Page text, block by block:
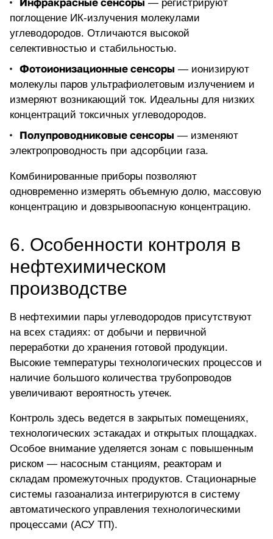
— регистрируют
поглощение ИК-излучения молекулами
углеводородов. Отличаются высокой
селективностью и стабильностью.
Фотоионизационные сенсоры — ионизируют
молекулы паров ультрафиолетовым излучением и
измеряют возникающий ток. Идеальны для низких
концентраций токсичных углеводородов.
Полупроводниковые сенсоры — изменяют
электропроводность при адсорбции газа.
Комбинированные приборы позволяют
одновременно измерять объемную долю, массовую
концентрацию и довзрывоопасную концентрацию.
6. Особенности контроля в
нефтехимическом
производстве
В нефтехимии пары углеводородов присутствуют
на всех стадиях: от добычи и первичной
переработки до хранения готовой продукции.
Высокие температуры технологических процессов и
наличие большого количества трубопроводов
увеличивают вероятность утечек.
Контроль здесь ведется в закрытых помещениях,
технологических эстакадах и открытых площадках.
Особое внимание уделяется зонам с повышенным
риском — насосным станциям, реакторам и
складам промежуточных продуктов. Стационарные
системы газоанализаинтегрируются в систему
автоматического управления технологическими
процессами (АСУ ТП).